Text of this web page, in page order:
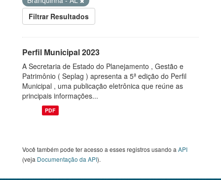
Filtrar Resultados
Perfil Municipal 2023
A Secretaria de Estado do Planejamento , Gestão e
Patrimônio ( Seplag ) apresenta a 5ª edição do Perfil
Municipal , uma publicação eletrônica que reúne as
principais informações...
PDF
Você também pode ter acesso a esses registros usando a API
(veja Documentação da API).